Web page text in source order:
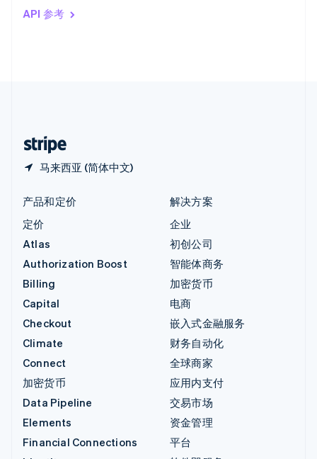
API 参考
马来西亚 (简体中文)
印度
English
产品和定价
定价
Atlas
Authorization Boost
Billing
Capital
Checkout
Climate
Connect
加密货币
Data Pipeline
Elements
Financial Connections
解决方案
企业
初创公司
智能体商务
加密货币
电商
嵌入式金融服务
财务自动化
全球商家
应用内支付
交易市场
资金管理
平台